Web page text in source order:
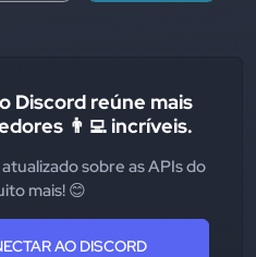
Discord reúne mais
👨‍💻 incríveis.
sobre as APIs do
mais! 😊
AO DISCORD